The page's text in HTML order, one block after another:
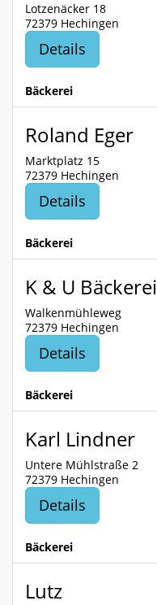
Lotzenäcker 18
72379 Hechingen
Details
Bäckerei
Roland Eger
Marktplatz 15
72379 Hechingen
Details
Bäckerei
K & U Bäckerei
Walkenmühleweg
72379 Hechingen
Details
Bäckerei
Karl Lindner
Untere Mühlstraße 2
72379 Hechingen
Details
Bäckerei
Lutz